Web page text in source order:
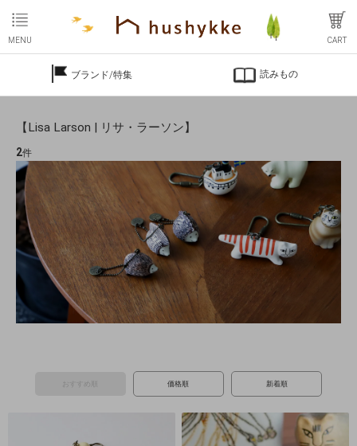
MENU CART
ブランド/特集 読みもの
【Lisa Larson | リサ・ラーソン】
2件
おすすめ順 価格順 新着順